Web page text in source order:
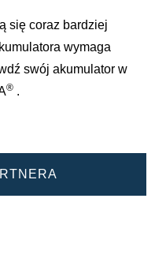
się coraz bardziej
wymaga
swój akumulator w
® .